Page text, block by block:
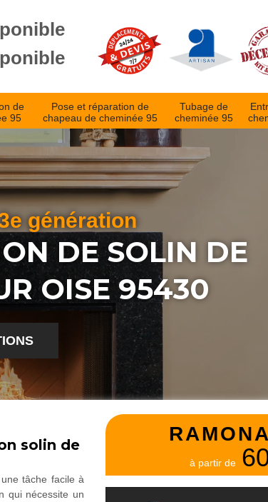
de
95
Pose et réparation de
chapeau de cheminée 95
Tubage de
cheminée 95
génération
DE SOLIN DE
OISE 95430
solin de
tâche facile à
qui nécessite un
à partir de